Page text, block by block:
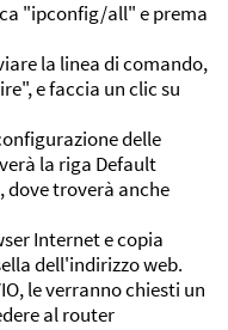
"ipconfig/all" e prema
la linea di comando,
e faccia un clic su
delle
la riga Default
dove troverà anche
Internet e copia
dell'indirizzo web.
le verranno chiesti un
al router